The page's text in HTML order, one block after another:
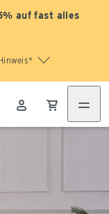
auf fast alles